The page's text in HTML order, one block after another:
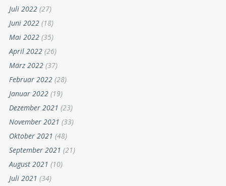
Juli 2022 (27)
Juni 2022 (18)
Mai 2022 (35)
April 2022 (26)
März 2022 (37)
Februar 2022 (28)
Januar 2022 (19)
Dezember 2021 (23)
November 2021 (33)
Oktober 2021 (48)
September 2021 (21)
August 2021 (10)
Juli 2021 (34)